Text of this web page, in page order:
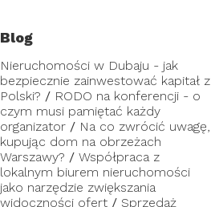
Blog
Nieruchomości w Dubaju - jak
bezpiecznie zainwestować kapitał z
Polski? / RODO na konferencji - o
czym musi pamiętać każdy
organizator / Na co zwrócić uwagę,
kupując dom na obrzeżach
Warszawy? / Współpraca z
lokalnym biurem nieruchomości
jako narzędzie zwiększania
widoczności ofert / Sprzedaż